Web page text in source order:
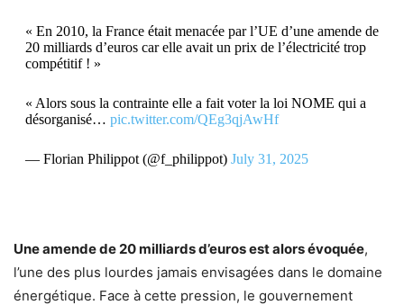
« En 2010, la France était menacée par l’UE d’une amende de
20 milliards d’euros car elle avait un prix de l’électricité trop
compétitif ! »
« Alors sous la contrainte elle a fait voter la loi NOME qui a
désorganisé… pic.twitter.com/QEg3qjAwHf
— Florian Philippot (@f_philippot) July 31, 2025
Une amende de 20 milliards d’euros est alors évoquée,
l’une des plus lourdes jamais envisagées dans le domaine
énergétique. Face à cette pression, le gouvernement